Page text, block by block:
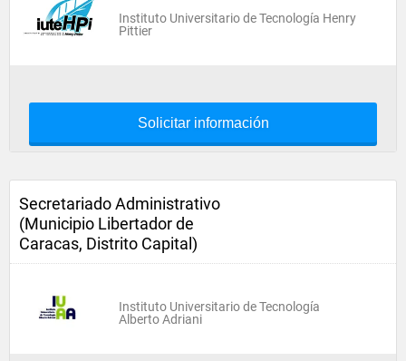
Instituto Universitario de Tecnología Henry
Pittier
Solicitar información
Secretariado Administrativo
(Municipio Libertador de
Caracas, Distrito Capital)
Instituto Universitario de Tecnología
Alberto Adriani